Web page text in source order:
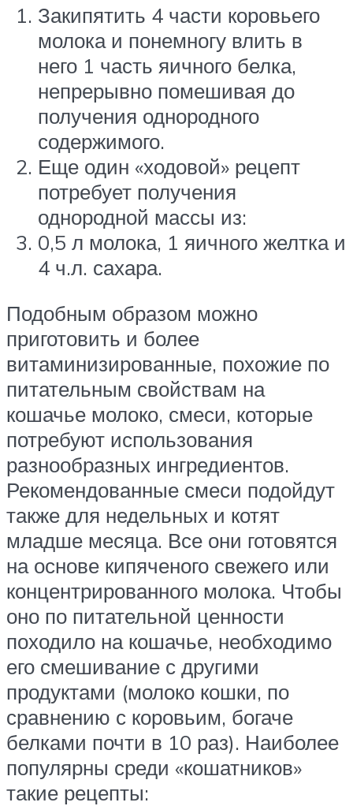
Закипятить 4 части коровьего
молока и понемногу влить в
него 1 часть яичного белка,
непрерывно помешивая до
получения однородного
содержимого.
Еще один «ходовой» рецепт
потребует получения
однородной массы из:
0,5 л молока, 1 яичного желтка и
4 ч.л. сахара.
Подобным образом можно
приготовить и более
витаминизированные, похожие по
питательным свойствам на
кошачье молоко, смеси, которые
потребуют использования
разнообразных ингредиентов.
Рекомендованные смеси подойдут
также для недельных и котят
младше месяца. Все они готовятся
на основе кипяченого свежего или
концентрированного молока. Чтобы
оно по питательной ценности
походило на кошачье, необходимо
его смешивание с другими
продуктами (молоко кошки, по
сравнению с коровьим, богаче
белками почти в 10 раз). Наиболее
популярны среди «кошатников»
такие рецепты: